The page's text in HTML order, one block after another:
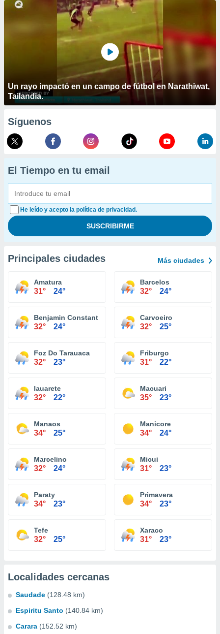
Un rayo impactó en un campo de fútbol en Narathiwat,
Tailandia.
Síguenos
El Tiempo en tu email
He leído y acepto la política de privacidad.
Principales ciudades Más ciudades
Amatura
31° 24°
Barcelos
32° 24°
Benjamin Constant
32° 24°
Carvoeiro
32° 25°
Foz Do Tarauaca
32° 23°
Friburgo
31° 22°
Iauarete
32° 22°
Macuari
35° 23°
Manaos
34° 25°
Manicore
34° 24°
Marcelino
32° 24°
Micui
31° 23°
Paraty
34° 23°
Primavera
34° 23°
Tefe
32° 25°
Xaraco
31° 23°
Localidades cercanas
Saudade (128.48 km)
Espiritu Santo (140.84 km)
Carara (152.52 km)